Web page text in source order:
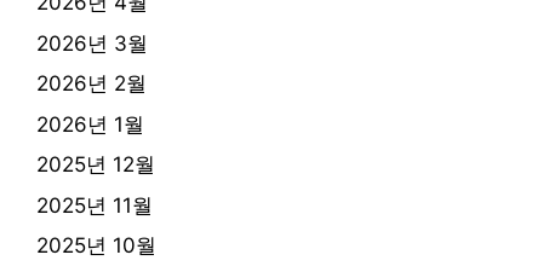
2026년 3월
2026년 2월
2026년 1월
2025년 12월
2025년 11월
2025년 10월